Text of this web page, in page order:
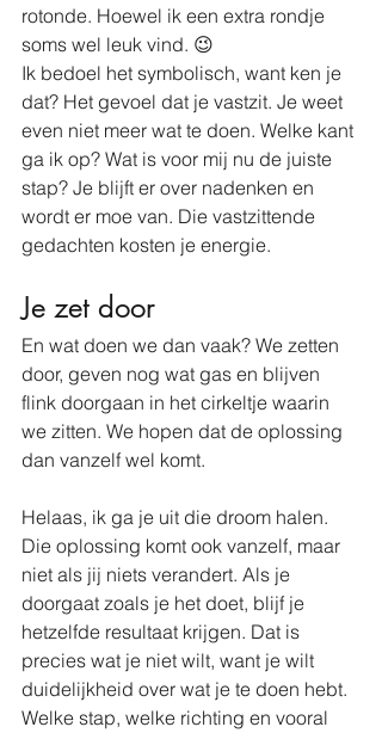
rotonde. Hoewel ik een extra rondje
soms wel leuk vind. 😉
Ik bedoel het symbolisch, want ken je
dat? Het gevoel dat je vastzit. Je weet
even niet meer wat te doen. Welke kant
ga ik op? Wat is voor mij nu de juiste
stap? Je blijft er over nadenken en
wordt er moe van. Die vastzittende
gedachten kosten je energie.
Je zet door
En wat doen we dan vaak? We zetten
door, geven nog wat gas en blijven
flink doorgaan in het cirkeltje waarin
we zitten. We hopen dat de oplossing
dan vanzelf wel komt.
Helaas, ik ga je uit die droom halen.
Die oplossing komt ook vanzelf, maar
niet als jij niets verandert. Als je
doorgaat zoals je het doet, blijf je
hetzelfde resultaat krijgen. Dat is
precies wat je niet wilt, want je wilt
duidelijkheid over wat je te doen hebt.
Welke stap, welke richting en vooral